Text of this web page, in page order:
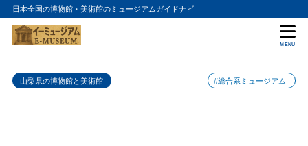
日本全国の博物館・美術館のミュージアムガイドナビ
MENU
山梨県の博物館と美術館 #総合系ミュージアム
目次
1 山梨県立博物館の入館料金